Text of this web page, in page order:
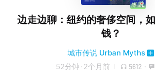
边走边聊：纽约的奢侈空间，
钱？
城市传说 Urban Myths
52分钟 · 2个月前 5612 ·